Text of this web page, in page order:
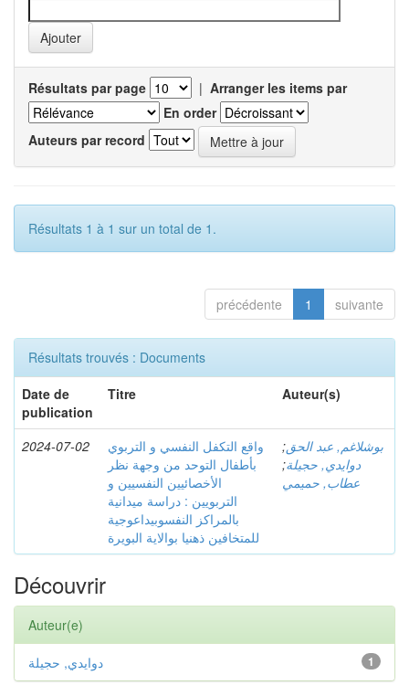
Résultats par page | Arranger les items par
En order
Auteurs par record
Résultats 1 à 1 sur un total de 1.
précédente 1 suivante
Résultats trouvés : Documents
Date de
publication
Titre Auteur(s)
2024-07-02
واقع التكفل النفسي و التربوي
بأطفال التوحد من وجهة نظر
الأخصائيين النفسيين و
التربويين : دراسة ميدانية
بالمراكز النفسوبيداعوجية
للمتخافين ذهنيا بوالاية البويرة
بوشلاغم, عبد الحق;
دوايدي, حجيلة;
عطاب, حميمي
Découvrir
Auteur(e)
1 دوايدي, حجيلة